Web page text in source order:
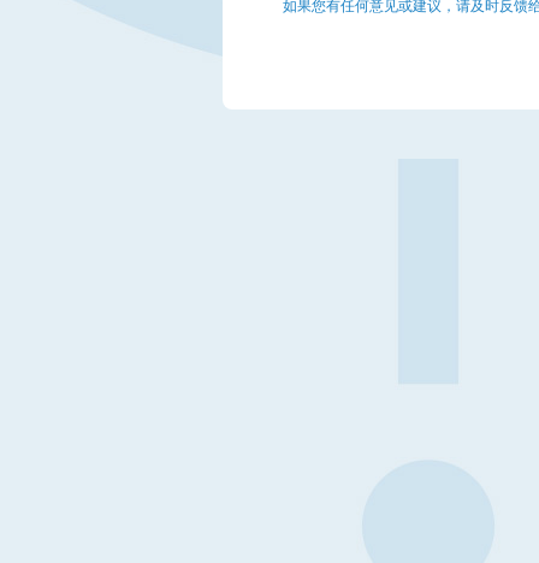
如果您有任何意见或建议，请及时反馈